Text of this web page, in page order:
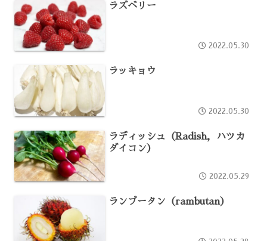
ラズベリー
2022.05.30
ラッキョウ
2022.05.30
ラディッシュ（Radish，ハツカ
ダイコン）
2022.05.29
ランブータン（rambutan）